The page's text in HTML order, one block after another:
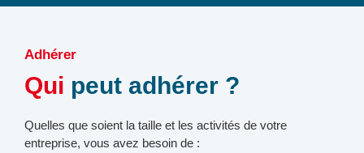
Adhérer
Qui peut adhérer ?
Quelles que soient la taille et les activités de votre
entreprise, vous avez besoin de :